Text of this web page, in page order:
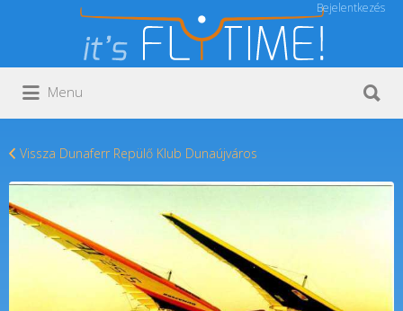
Bejelentkezés
Keresés:
Menu
Vissza Dunaferr Repülő Klub Dunaújváros